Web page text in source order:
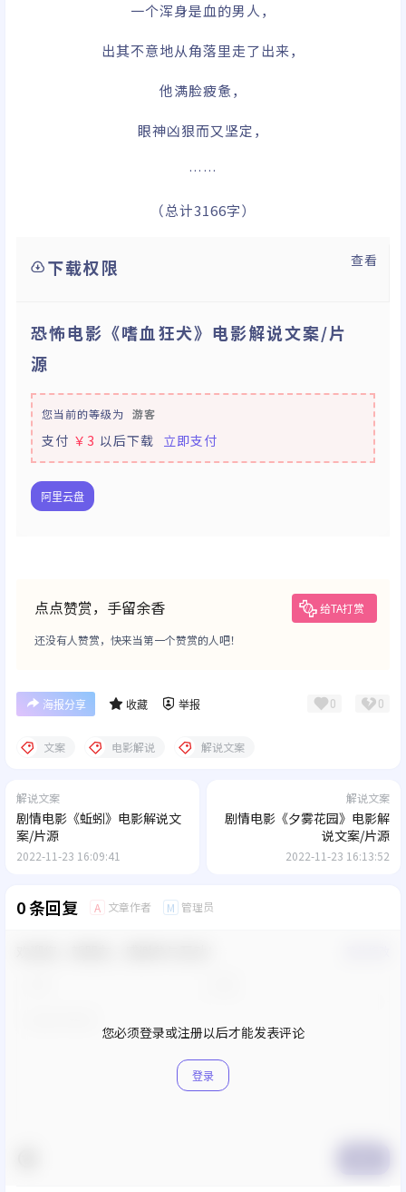
一个浑身是血的男人，
出其不意地从角落里走了出来，
他满脸疲惫，
眼神凶狠而又坚定，
……
（总计3166字）
下载权限 查看
恐怖电影《嗜血狂犬》电影解说文案/片
源
您当前的等级为 游客
支付 ￥3 以后下载 立即支付
阿里云盘
点点赞赏，手留余香 给TA打赏
还没有人赞赏，快来当第一个赞赏的人吧！
海报分享 收藏 举报 0 0
文案 电影解说 解说文案
解说文案
剧情电影《蚯蚓》电影解说文
案/片源
2022-11-23 16:09:41
解说文案
剧情电影《夕雾花园》电影解
说文案/片源
2022-11-23 16:13:52
0 条回复 A 文章作者 M 管理员
您必须登录或注册以后才能发表评论
登录